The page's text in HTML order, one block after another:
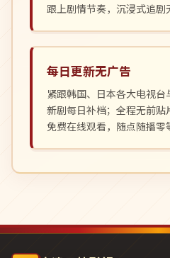
跟上剧情节奏，沉浸式追剧
每日更新无广告
紧跟韩国、日本各大电视台
新剧每日补档；全程无前贴
免费在线观看，随点随播零